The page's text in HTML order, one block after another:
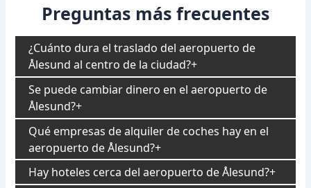
Preguntas más frecuentes
¿Cuánto dura el traslado del aeropuerto de
Ålesund al centro de la ciudad?
Se puede cambiar dinero en el aeropuerto de
Ålesund?
Qué empresas de alquiler de coches hay en el
aeropuerto de Ålesund?
Hay hoteles cerca del aeropuerto de Ålesund?